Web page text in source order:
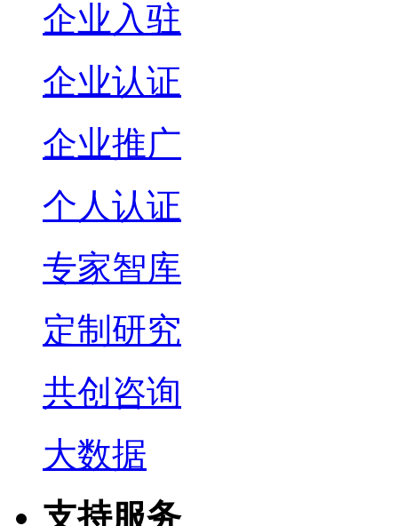
企业入驻
企业认证
企业推广
个人认证
专家智库
定制研究
共创咨询
大数据
支持服务